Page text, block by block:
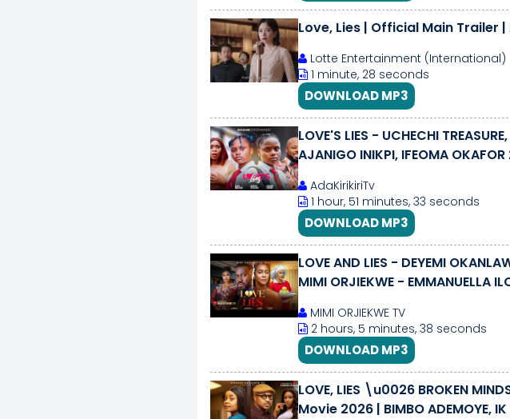
Love, Lies | Official Main Trailer |
Lotte Entertainment (International)
1 minute, 28 seconds
DOWNLOAD MP3
LOVE'S LIES - UCHECHI
AJANIGO INIKPI, IFEOMA
AdaKirikiriTv
1 hour, 51 minutes, 33 seconds
DOWNLOAD MP3
LOVE AND LIES - DEYEMI
MIMI ORJIEKWE - EMMANUELLA
MIMI ORJIEKWE TV
2 hours, 5 minutes, 38 seconds
DOWNLOAD MP3
LOVE, LIES \u0026 BROKEN
Movie 2026 | BIMBO ADEMOYE,